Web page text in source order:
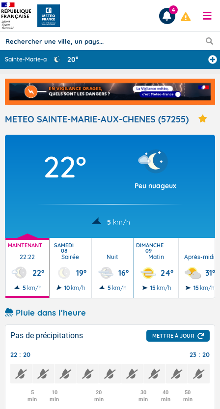
Prévisions
TOUS LES RÉSULTATS
Articles
4
Sainte-Marie-au ... 20°
METEO SAINTE-MARIE-AUX-CHENES (57255)
22°
Peu nuageux
5 km/h
MAINTENANT
22:22
22°
5 km/h
SAMEDI
08
Soirée
19°
10 km/h
Nuit
16°
5 km/h
DIMANCHE
09
Matin
24°
15 km/h
Après-midi
31°
15 km/h
Pluie dans l'heure
Pas de précipitations METTRE À JOUR
22 : 20 23 : 20
5
min
10
min
20
min
30
min
40
min
50
min